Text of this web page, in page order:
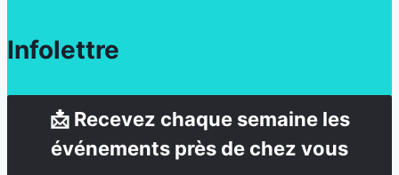
Infolettre
📩 Recevez chaque semaine les
événements près de chez vous